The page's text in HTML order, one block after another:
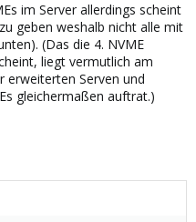
im Server allerdings scheint
geben weshalb nicht alle mit
(Das die 4. NVME
liegt vermutlich am
erweiterten Serven und
gleichermaßen auftrat.)